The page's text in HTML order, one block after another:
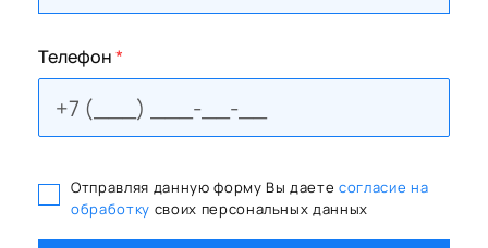
Телефон*
Отправляя данную форму Вы даете согласие на
обработку своих персональных данных